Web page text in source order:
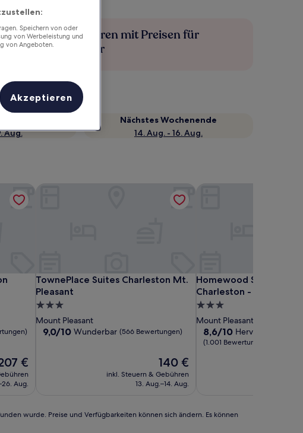
Mehr sparen mit Preisen für
Mitglieder
Aug.
Nächstes Wochenende
14. Aug. - 16. Aug.
Harbor Resort and Marina
€
Aug.
Harbor Resort and Marina
TownePlace Suites Charleston Mt.
Pleasant
TownePlace Suites Charleston Mt. Pleasant
3.0-
Sterne-
Unterkunft
Mount Pleasant
9.0
9,0/10 Wunderbar (566 Bewertungen)
Der
Preis
beträgt
140 €
inkl. Steuern & Gebühren
13. Aug.–14. Aug.
TownePlace Suites Charleston Mt. Pleasant
Homewood Suites by
Charleston - Mt
Homewood Suites by
3.0-
Sterne-
Unterkunft
Mount Pleasant
8.6
von
8,6/10 Hervorragend
(1.001 Bewertungen)
wurde. Preise und Verfügbarkeiten können sich ändern. Es können
Speichern von oder
von Werbeleistung und
von Angeboten.
Akzeptieren